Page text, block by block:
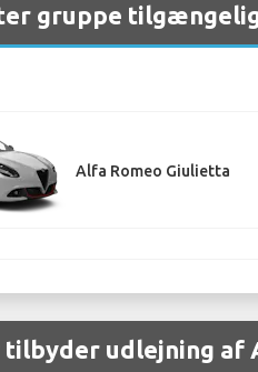
gruppe
Alfa Romeo Giulietta
udlejning af